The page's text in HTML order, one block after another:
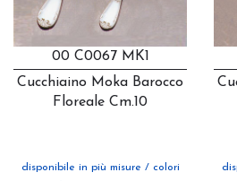
00 C0067 MK1
Cucchiaino Moka Barocco
Floreale Cm.10
disponibile in più misure / colori